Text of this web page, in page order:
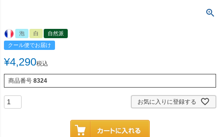
泡 白
自然派
クール便でお届け
¥4,290税込
商品番号 8324
お気に入りに登録する